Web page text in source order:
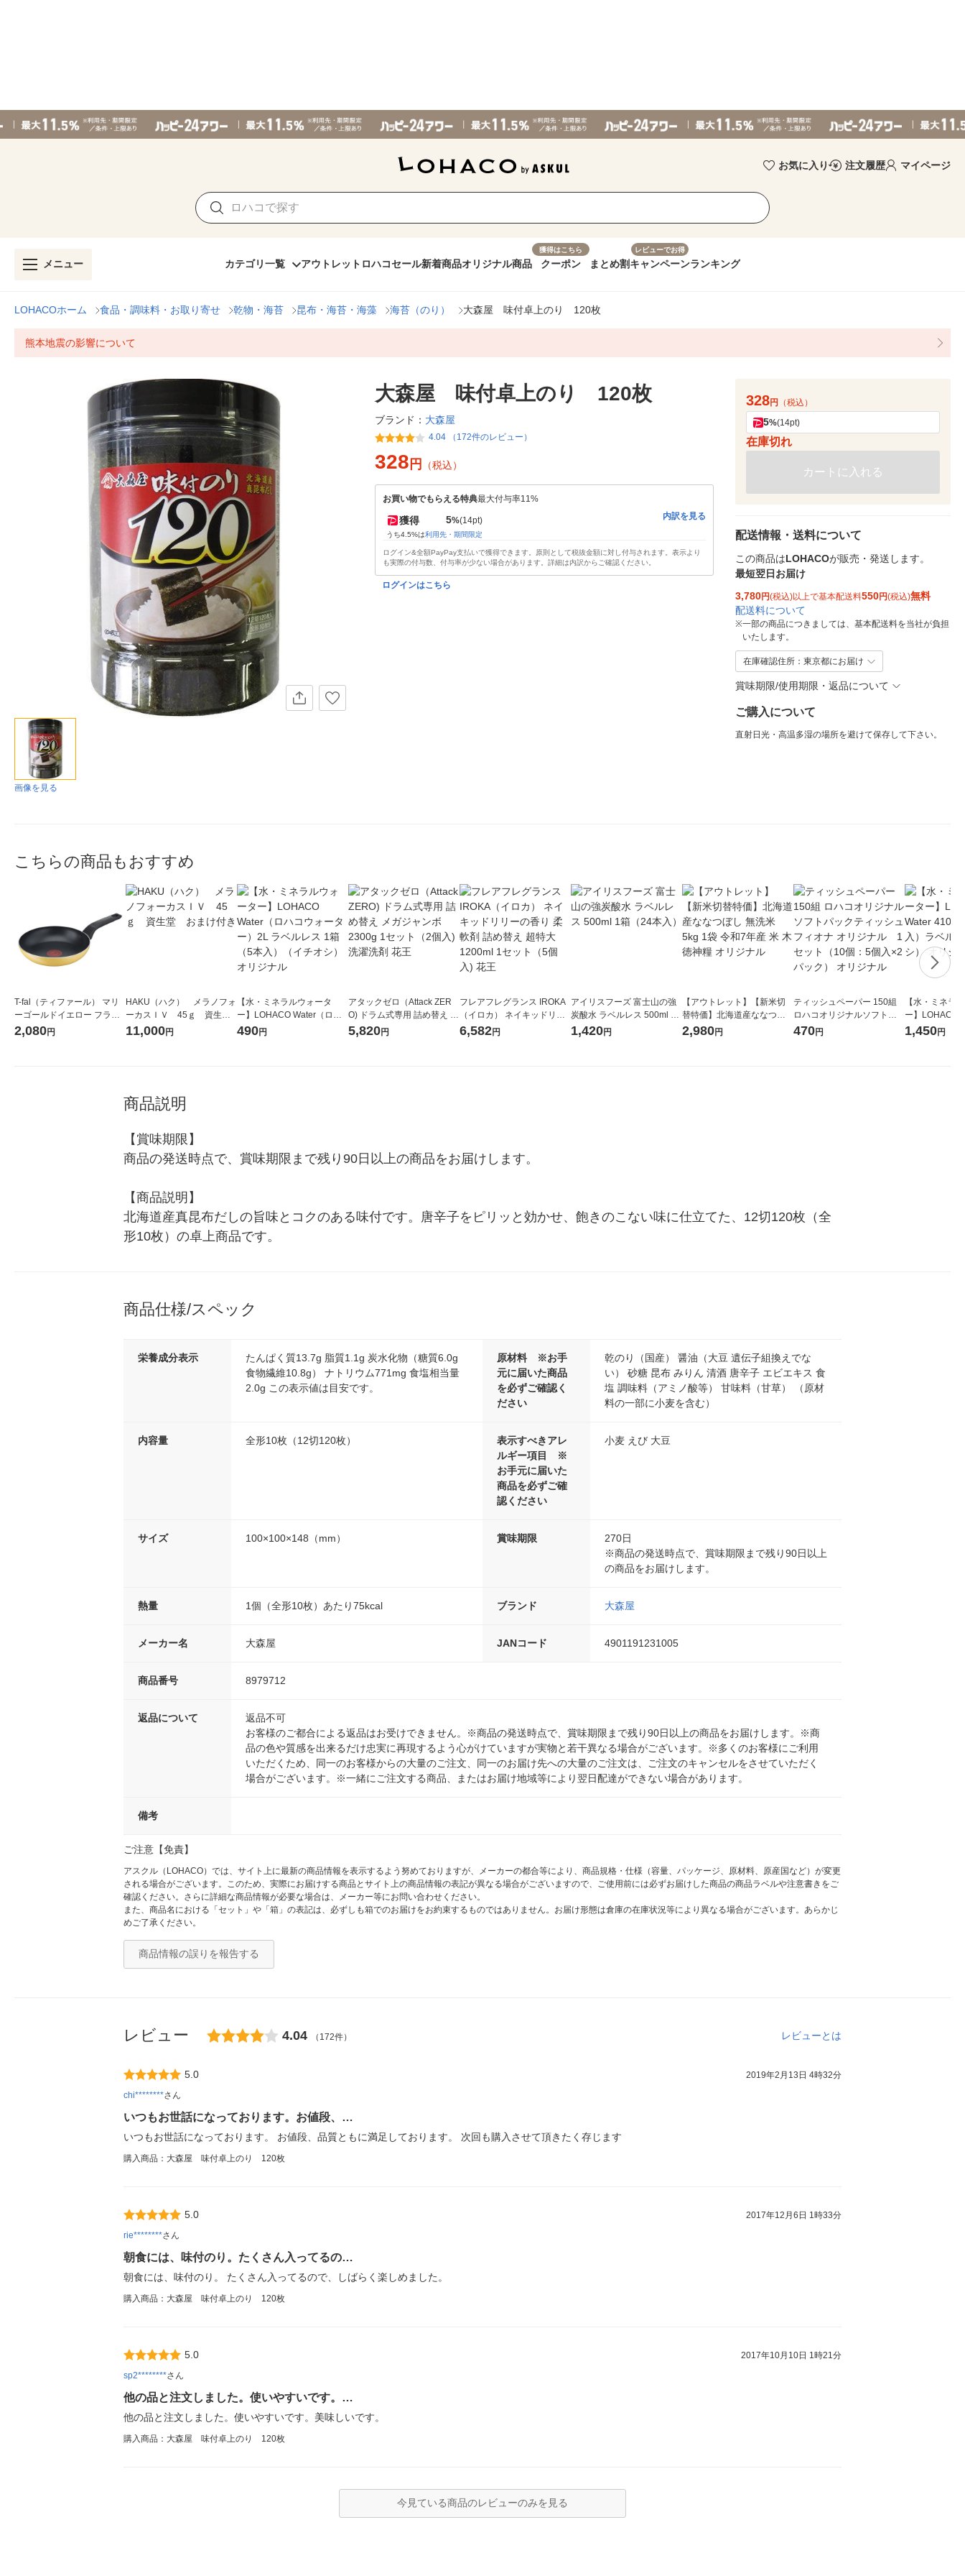
お気に入り 注文履歴 マイページ
メニュー カテゴリ一覧 アウトレット ロハコセール新着商品オリジナル商品
獲得はこちら
クーポン まとめ割
レビューでお得
キャンペーンランキング
LOHACOホーム 食品・調味料・お取り寄せ 乾物・海苔 昆布・海苔・海藻 海苔（のり） 大森屋 味付卓上のり 120枚
熊本地震の影響について
画像を見る
大森屋 味付卓上のり 120枚
ブランド： 大森屋
4.04 （172件のレビュー）
328 円 （税込）
お買い物でもらえる特典最大付与率11%
獲得 5%(14pt)
うち4.5%は利用先・期間限定
内訳を見る
ログイン&全額PayPay支払いで獲得できます。原則として税抜金額に対し付与されます。表示より
も実際の付与数、付与率が少ない場合があります。詳細は内訳からご確認ください。
ログインはこちら
328円 （税込）
5%(14pt)
在庫切れ
カートに入れる
配送情報・送料について
この商品はLOHACOが販売・発送します。
最短翌日お届け
3,780円(税込)以上で基本配送料550円(税込)無料
配送料について
※一部の商品につきましては、基本配送料を当社が負担
いたします。
在庫確認住所：東京都にお届け
賞味期限/使用期限・返品について
ご購入について
直射日光・高温多湿の場所を避けて保存して下さい。
こちらの商品もおすすめ
T-fal（ティファール） マリ
ーゴールドイエロー フライ
パン 21cm ガス火専用 B561
2,080円
HAKU（ハク） メラノフォ
ーカスＩＶ 45ｇ 資生
堂 おまけ付き
11,000円
【水・ミネラルウォータ
ー】LOHACO Water（ロハ
コウォーター）2L ラベルレ
490円
アタックゼロ（Attack ZER
O) ドラム式専用 詰め替え メ
ガジャンボ 2300g 1セット
5,820円
フレアフレグランス IROKA
（イロカ） ネイキッドリリ
ーの香り 柔軟剤 詰め替え 超
6,582円
アイリスフーズ 富士山の強
炭酸水 ラベルレス 500ml 1
箱（24本入）
1,420円
【アウトレット】【新米切
替特価】北海道産ななつぼ
し 無洗米 5kg 1袋 令和7年産
2,980円
ティッシュペーパー 150組
ロハコオリジナルソフトパ
ックティッシュ フィオナ オ
470円
【水・ミネラ
ー】LOHACO
1箱（20本入
1,450円
商品説明
【賞味期限】
商品の発送時点で、賞味期限まで残り90日以上の商品をお届けします。
【商品説明】
北海道産真昆布だしの旨味とコクのある味付です。唐辛子をピリッと効かせ、飽きのこない味に仕立てた、12切120枚（全
形10枚）の卓上商品です。
商品仕様/スペック
栄養成分表示
たんぱく質13.7g 脂質1.1g 炭水化物（糖質6.0g
食物繊維10.8g） ナトリウム771mg 食塩相当量
2.0g この表示値は目安です。
原材料 ※お手
元に届いた商品
を必ずご確認く
ださい
乾のり（国産） 醤油（大豆 遺伝子組換えでな
い） 砂糖 昆布 みりん 清酒 唐辛子 エビエキス 食
塩 調味料（アミノ酸等） 甘味料（甘草） （原材
料の一部に小麦を含む）
内容量 全形10枚（12切120枚）
表示すべきアレ
ルギー項目 ※
お手元に届いた
商品を必ずご確
認ください
小麦 えび 大豆
サイズ 100×100×148（mm） 賞味期限
270日
※商品の発送時点で、賞味期限まで残り90日以上
の商品をお届けします。
熱量 1個（全形10枚）あたり75kcal ブランド 大森屋
メーカー名 大森屋 JANコード 4901191231005
商品番号 8979712
返品について
返品不可
お客様のご都合による返品はお受けできません。※商品の発送時点で、賞味期限まで残り90日以上の商品をお届けします。※商
品の色や質感を出来るだけ忠実に再現するよう心がけていますが実物と若干異なる場合がございます。※多くのお客様にご利用
いただくため、同一のお客様からの大量のご注文、同一のお届け先への大量のご注文は、ご注文のキャンセルをさせていただく
場合がございます。※一緒にご注文する商品、またはお届け地域等により翌日配達ができない場合があります。
備考
ご注意【免責】
アスクル（LOHACO）では、サイト上に最新の商品情報を表示するよう努めておりますが、メーカーの都合等により、商品規格・仕様（容量、パッケージ、原材料、原産国など）が変更
される場合がございます。このため、実際にお届けする商品とサイト上の商品情報の表記が異なる場合がございますので、ご使用前には必ずお届けした商品の商品ラベルや注意書きをご
確認ください。さらに詳細な商品情報が必要な場合は、メーカー等にお問い合わせください。
また、商品名における「セット」や「箱」の表記は、必ずしも箱でのお届けをお約束するものではありません。お届け形態は倉庫の在庫状況等により異なる場合がございます。あらかじ
めご了承ください。
商品情報の誤りを報告する
レビュー 4.04 （172件） レビューとは
5.0
2019年2月13日 4時32分
chi********さん
いつもお世話になっております。お値段、…
いつもお世話になっております。 お値段、品質ともに満足しております。 次回も購入させて頂きたく存じます
購入商品：大森屋 味付卓上のり 120枚
5.0
2017年12月6日 1時33分
rie********さん
朝食には、味付のり。たくさん入ってるの…
朝食には、味付のり。 たくさん入ってるので、しばらく楽しめました。
購入商品：大森屋 味付卓上のり 120枚
5.0
2017年10月10日 1時21分
sp2********さん
他の品と注文しました。使いやすいです。…
他の品と注文しました。使いやすいです。美味しいです。
購入商品：大森屋 味付卓上のり 120枚
今見ている商品のレビューのみを見る